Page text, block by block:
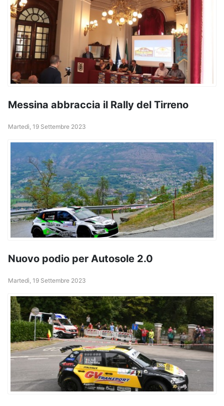
Messina abbraccia il Rally del Tirreno
Martedì, 19 Settembre 2023
Nuovo podio per Autosole 2.0
Martedì, 19 Settembre 2023